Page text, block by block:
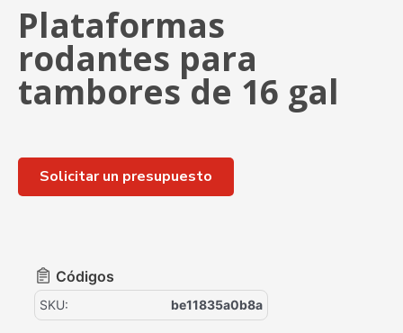
Plataformas
rodantes para
tambores de 16 gal
Solicitar un presupuesto
Códigos
SKU: be11835a0b8a